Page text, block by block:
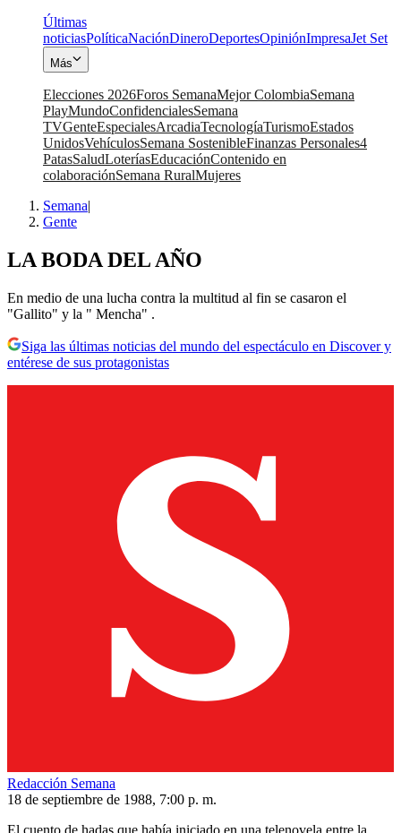
Últimas
noticiasPolíticaNaciónDineroDeportesOpiniónImpresaJet Set
Más
Elecciones 2026Foros SemanaMejor ColombiaSemana
PlayMundoConfidencialesSemana
TVGenteEspecialesArcadiaTecnologíaTurismoEstados
UnidosVehículosSemana SostenibleFinanzas Personales4
PatasSaludLoteríasEducaciónContenido en
colaboraciónSemana RuralMujeres
Semana|
Gente
LA BODA DEL AÑO
En medio de una lucha contra la multitud al fin se casaron el
"Gallito" y la " Mencha" .
Siga las últimas noticias del mundo del espectáculo en Discover y
entérese de sus protagonistas
Redacción Semana
18 de septiembre de 1988, 7:00 p. m.
El cuento de hadas que había iniciado en una telenovela entre la